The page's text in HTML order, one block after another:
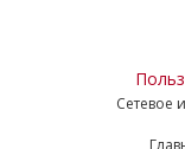
Сетевое